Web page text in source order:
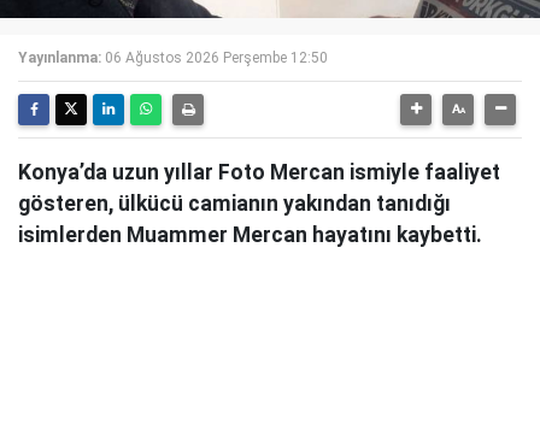
Yayınlanma: 06 Ağustos 2026 Perşembe 12:50
Konya’da uzun yıllar Foto Mercan ismiyle faaliyet
gösteren, ülkücü camianın yakından tanıdığı
isimlerden Muammer Mercan hayatını kaybetti.